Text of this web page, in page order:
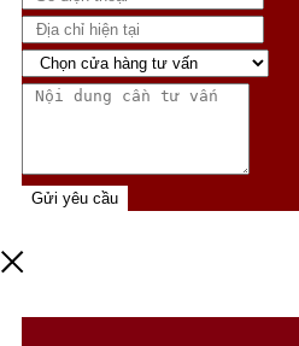
Gửi yêu cầu